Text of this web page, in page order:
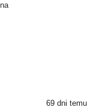
69 dni temu